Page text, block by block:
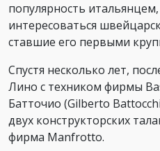
популярность
интересоваться
ставшие его первыми
Спустя несколько лет,
Лино с техником фирмы
Батточио (Gilberto
двух конструкторских
фирма Manfrotto.